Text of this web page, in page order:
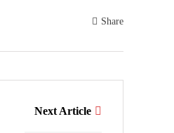
Share
Next Article